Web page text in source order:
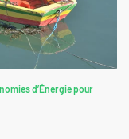
d’Énergie pour